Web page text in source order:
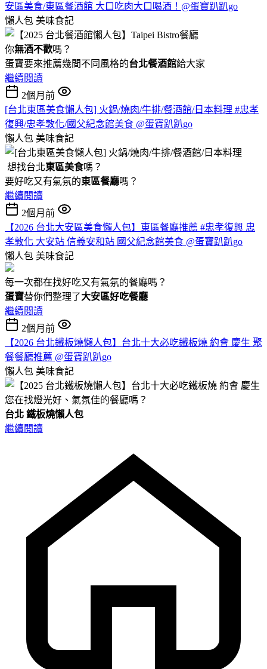
安區美食/東區餐酒館 大口吃肉大口喝酒！@蛋寶趴趴go
懶人包 美味食記
你無酒不歡嗎？
蛋寶要來推薦幾間不同風格的台北餐酒館給大家
繼續閱讀
2個月前
[台北東區美食懶人包] 火鍋/燒肉/牛排/餐酒館/日本料理 #忠孝
復興/忠孝敦化/國父紀念館美食 @蛋寶趴趴go
懶人包 美味食記
想找台北東區美食嗎？
要好吃又有氣氛的東區餐廳嗎？
繼續閱讀
2個月前
【2026 台北大安區美食懶人包】東區餐廳推薦 #忠孝復興 忠
孝敦化 大安站 信義安和站 國父紀念館美食 @蛋寶趴趴go
懶人包 美味食記
每一次都在找好吃又有氣氛的餐廳嗎？
蛋寶替你們整理了大安區好吃餐廳
繼續閱讀
2個月前
【2026 台北鐵板燒懶人包】台北十大必吃鐵板燒 約會 慶生 聚
餐餐廳推薦 @蛋寶趴趴go
懶人包 美味食記
您在找燈光好、氣氛佳的餐廳嗎？
台北 鐵板燒懶人包
繼續閱讀